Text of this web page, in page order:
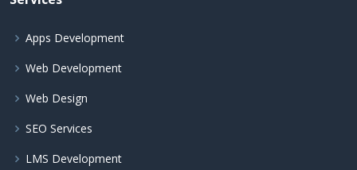
Apps Development
Web Development
Web Design
SEO Services
LMS Development